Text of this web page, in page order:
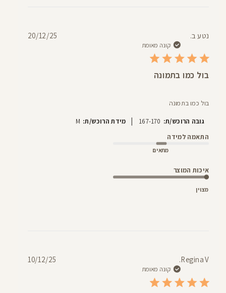
נטע ב.
קונה מאומת
בול כמו בתמונה
בול כמו בתמונה
גובה הרוכש/ת: 167-170
| מידת הרוכש/ת: M
התאמה למידה
מתאים
איכות המוצר
מצוין
20/12/25
Regina V.
קונה מאומת
תאריך10/12/25